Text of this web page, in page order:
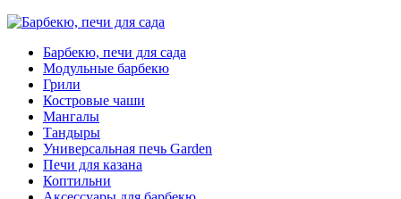
Барбекю, печи для сада
Модульные барбекю
Грили
Костровые чаши
Мангалы
Тандыры
Универсальная печь Garden
Печи для казана
Коптильни